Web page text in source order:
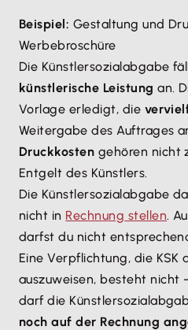
Beispiel: Gestaltung und
Werbebroschüre
Die Künstlersozialabgabe
künstlerische Leistung an.
Vorlage erledigt, die
Weitergabe des Auftrages
Druckkosten gehören nicht
Entgelt des Künstlers.
Die Künstlersozialabgabe
nicht in Rechnung stellen.
darfst du nicht
Eine Verpflichtung, die KSK
auszuweisen, besteht nicht
darf die
noch auf der Rechnung